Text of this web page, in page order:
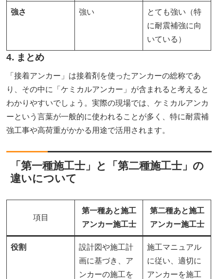
強さ 強い
とても強い（特
に耐震補強に向
いている）
4. まとめ
「接着アンカー」は接着剤を使ったアンカーの総称であ
り、その中に「ケミカルアンカー」が含まれると考えると
わかりやすいでしょう。実際の現場では、ケミカルアンカ
ーという言葉が一般的に使われることが多く、特に耐震補
強工事や高荷重がかかる用途で活用されます。
「第一種施工士」と「第二種施工士」の
違いについて
項目
第一種あと施工
アンカー施工士
第二種あと施工
アンカー施工士
役割
設計図や施工計
画に基づき、ア
ンカーの施工を
施工マニュアル
に従い、適切に
アンカーを施工